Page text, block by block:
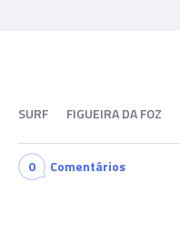
SURF FIGUEIRA DA FOZ
0 Comentários